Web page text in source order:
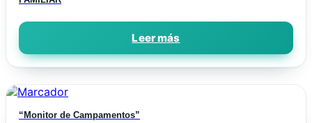
Leer más
“Monitor de Campamentos”